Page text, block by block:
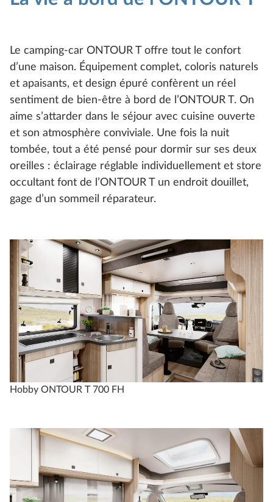
Le camping-car ONTOUR T offre tout le confort
d’une maison. Équipement complet, coloris naturels
et apaisants, et design épuré confèrent un réel
sentiment de bien-être à bord de l’ONTOUR T. On
aime s’attarder dans le séjour avec cuisine ouverte
et son atmosphère conviviale. Une fois la nuit
tombée, tout a été pensé pour dormir sur ses deux
oreilles : éclairage réglable individuellement et store
occultant font de l’ONTOUR T un endroit douillet,
gage d’un sommeil réparateur.
Hobby ONTOUR T 700 FH